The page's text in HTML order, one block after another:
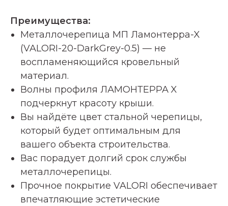
Преимущества:
Металлочерепица МП Ламонтерра-X
(VALORI-20-DarkGrey-0.5) — не
воспламеняющийся кровельный
материал.
Волны профиля ЛАМОНТЕРРА X
подчеркнут красоту крыши.
Вы найдёте цвет стальной черепицы,
который будет оптимальным для
вашего объекта строительства.
Вас порадует долгий срок службы
металлочерепицы.
Прочное покрытие VALORI обеспечивает
впечатляющие эстетические